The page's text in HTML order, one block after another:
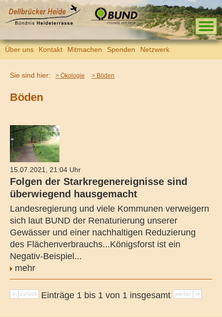
Über uns Kontakt Mitmachen Spenden Netzwerk
Sie sind hier: > Ökologie > Böden
Böden
15.07.2021, 21:04 Uhr
Folgen der Starkregenereignisse sind
überwiegend hausgemacht
Landesregierung und viele Kommunen verweigern
sich laut BUND der Renaturierung unserer
Gewässer und einer nachhaltigen Reduzierung
des Flächenverbrauchs...Königsforst ist ein
Negativ-Beispiel...
mehr
Einträge 1 bis 1 von 1 insgesamt